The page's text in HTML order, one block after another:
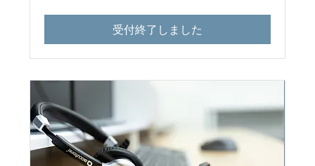
受付終了しました